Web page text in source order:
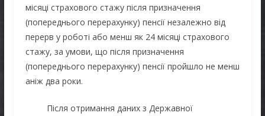
місяці страхового стажу після призначення
(попереднього перерахунку) пенсії незалежно від
перерв у роботі або менш як 24 місяці страхового
стажу, за умови, що після призначення
(попереднього перерахунку) пенсії пройшло не менш
аніж два роки.
Після отримання даних з Державної